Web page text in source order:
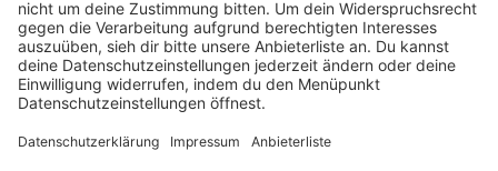
Mit seinem sechsten Studioalbum präsentiert
Sonny Fodera ein Meisterwerk aus fünf Jahren
kreativer Arbeit – ein Zeugnis dafür, dass seine